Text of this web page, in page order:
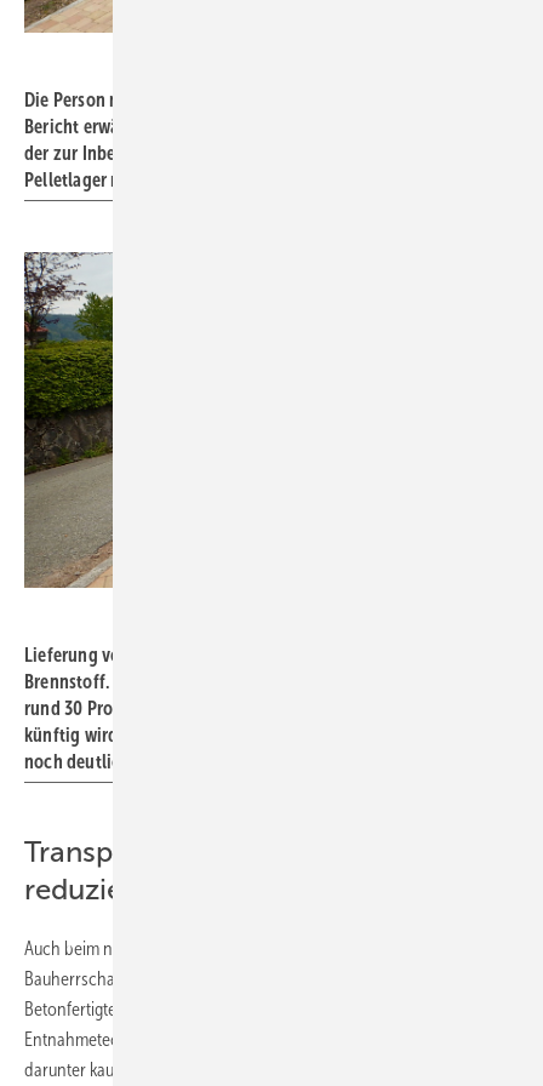
Die Person mit dem weißen Helm ist nicht der Maulwurf der im
Bericht erwähnt wird. Vielmehr handelt es sich um einen Monteur
der zur Inbetriebnahme in den Ovalbehälter steigt, der als
Pelletlager montiert wurde.
Lieferung von Holzpellets, im Schwarzwald regional verfügbarer
Brennstoff. Der Preis lag in den letzten zehn Jahren im Schnitt
rund 30 Prozent unter dem von Heizöl und Erdgas. Aktuell und
künftig wird der Preisvorteil gegenüber fossilen Brennstoffen
noch deutlicher.
Transportgewicht und Energiebedarf
reduziert
Auch beim neuen Brennstofflager für Holzpellets hat sich die
Bauherrschaft für etwas Besonderes entschieden: Ein Behälter aus
Betonfertigteilen mit ovaler Grundfläche und automatischer
Entnahmetechnik. Er wurde so im Hanggelände integriert, dass
darunter kaum Aushub erforderlich war und darüber eine befahrbare